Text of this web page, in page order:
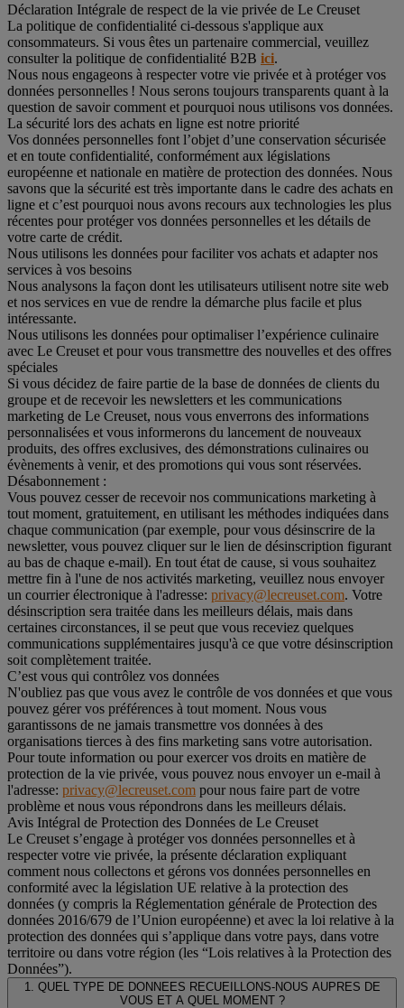
Déclaration Intégrale de respect de la vie privée de Le Creuset
La politique de confidentialité ci-dessous s'applique aux
consommateurs. Si vous êtes un partenaire commercial, veuillez
consulter la politique de confidentialité B2B ici.
Nous nous engageons à respecter votre vie privée et à protéger vos
données personnelles ! Nous serons toujours transparents quant à la
question de savoir comment et pourquoi nous utilisons vos données.
La sécurité lors des achats en ligne est notre priorité
Vos données personnelles font l’objet d’une conservation sécurisée
et en toute confidentialité, conformément aux législations
européenne et nationale en matière de protection des données. Nous
savons que la sécurité est très importante dans le cadre des achats en
ligne et c’est pourquoi nous avons recours aux technologies les plus
récentes pour protéger vos données personnelles et les détails de
votre carte de crédit.
Nous utilisons les données pour faciliter vos achats et adapter nos
services à vos besoins
Nous analysons la façon dont les utilisateurs utilisent notre site web
et nos services en vue de rendre la démarche plus facile et plus
intéressante.
Nous utilisons les données pour optimaliser l’expérience culinaire
avec Le Creuset et pour vous transmettre des nouvelles et des offres
spéciales
Si vous décidez de faire partie de la base de données de clients du
groupe et de recevoir les newsletters et les communications
marketing de Le Creuset, nous vous enverrons des informations
personnalisées et vous informerons du lancement de nouveaux
produits, des offres exclusives, des démonstrations culinaires ou
évènements à venir, et des promotions qui vous sont réservées.
Désabonnement :
Vous pouvez cesser de recevoir nos communications marketing à
tout moment, gratuitement, en utilisant les méthodes indiquées dans
chaque communication (par exemple, pour vous désinscrire de la
newsletter, vous pouvez cliquer sur le lien de désinscription figurant
au bas de chaque e-mail). En tout état de cause, si vous souhaitez
mettre fin à l'une de nos activités marketing, veuillez nous envoyer
un courrier électronique à l'adresse: privacy@lecreuset.com. Votre
désinscription sera traitée dans les meilleurs délais, mais dans
certaines circonstances, il se peut que vous receviez quelques
communications supplémentaires jusqu'à ce que votre désinscription
soit complètement traitée.
C’est vous qui contrôlez vos données
N'oubliez pas que vous avez le contrôle de vos données et que vous
pouvez gérer vos préférences à tout moment. Nous vous
garantissons de ne jamais transmettre vos données à des
organisations tierces à des fins marketing sans votre autorisation.
Pour toute information ou pour exercer vos droits en matière de
protection de la vie privée, vous pouvez nous envoyer un e-mail à
l'adresse: privacy@lecreuset.com pour nous faire part de votre
problème et nous vous répondrons dans les meilleurs délais.
Avis Intégral de Protection des Données de Le Creuset
Le Creuset s’engage à protéger vos données personnelles et à
respecter votre vie privée, la présente déclaration expliquant
comment nous collectons et gérons vos données personnelles en
conformité avec la législation UE relative à la protection des
données (y compris la Réglementation générale de Protection des
données 2016/679 de l’Union européenne) et avec la loi relative à la
protection des données qui s’applique dans votre pays, dans votre
territoire ou dans votre région (les “Lois relatives à la Protection des
Données”).
1. QUEL TYPE DE DONNEES RECUEILLONS-NOUS AUPRES DE
VOUS ET A QUEL MOMENT ?